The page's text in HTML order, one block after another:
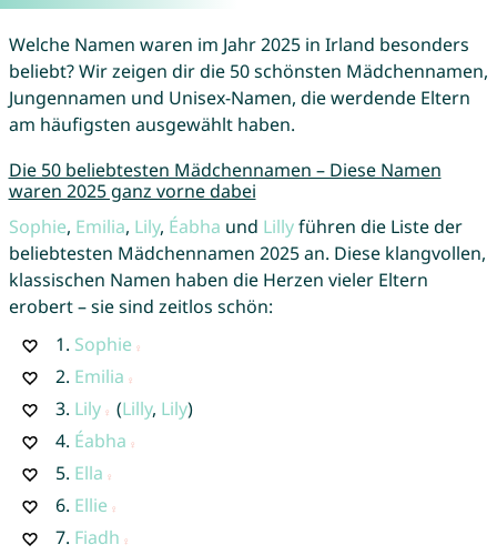
Welche Namen waren im Jahr 2025 in Irland besonders
beliebt? Wir zeigen dir die 50 schönsten Mädchennamen,
Jungennamen und Unisex-Namen, die werdende Eltern
am häufigsten ausgewählt haben.
Die 50 beliebtesten Mädchennamen – Diese Namen
waren 2025 ganz vorne dabei
Sophie, Emilia, Lily, Éabha und Lillyführen die Liste der
beliebtesten Mädchennamen 2025 an. Diese klangvollen,
klassischen Namen haben die Herzen vieler Eltern
erobert – sie sind zeitlos schön:
1. Sophie
2. Emilia
3. Lily (Lilly, Lily)
4. Éabha
5. Ella
6. Ellie
7. Fiadh